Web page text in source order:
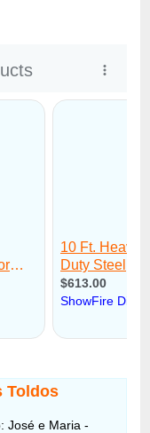
Toldos
José e Maria -